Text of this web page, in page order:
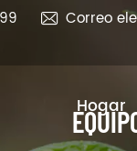
Correo
Hogar